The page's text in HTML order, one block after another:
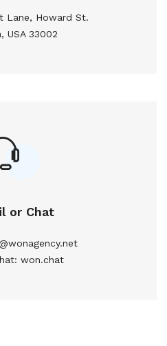
Lane, Howard St.
USA 33002
or Chat
won.chat